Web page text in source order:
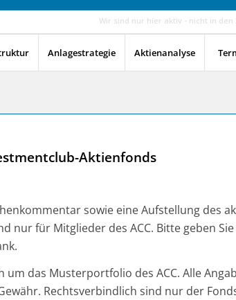
Wir sind nur hier aktiv - nicht in den
Anlagestrategie Aktienanalyse
Aktienfonds
sowie eine Aufstellung des
nur für Mitglieder des ACC. Bitte geben
das Musterportfolio des ACC. Alle
Rechtsverbindlich sind nur der